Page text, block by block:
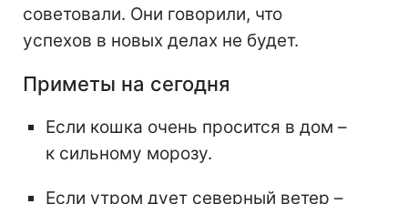
советовали. Они говорили, что
успехов в новых делах не будет.
Приметы на сегодня
Если кошка очень просится в дом –
к сильному морозу.
Если утром дует северный ветер –